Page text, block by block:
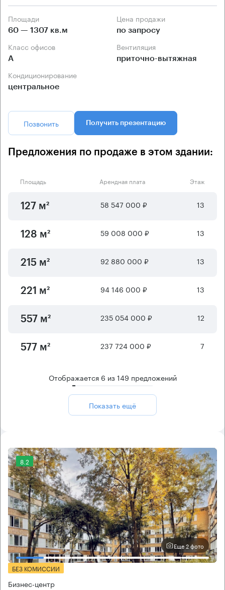
Площади
60 — 1307 кв.м
Цена продажи
по запросу
Класс офисов
А
Вентиляция
приточно-вытяжная
Кондиционирование
центральное
Позвонить Получить презентацию
Предложения по продаже в этом здании:
Площадь Арендная плата Этаж
127 м² 58 547 000 ₽ 13
128 м² 59 008 000 ₽ 13
215 м² 92 880 000 ₽ 13
221 м² 94 146 000 ₽ 13
557 м² 235 054 000 ₽ 12
577 м² 237 724 000 ₽ 7
Отображается 6 из149 предложений
Показать ещё
8.2
Еще 2 фото
БЕЗ КОМИССИИ
Бизнес-центр